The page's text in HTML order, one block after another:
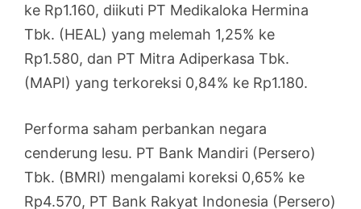
ke Rp1.160, diikuti PT Medikaloka Hermina
Tbk. (HEAL) yang melemah 1,25% ke
Rp1.580, dan PT Mitra Adiperkasa Tbk.
(MAPI) yang terkoreksi 0,84% ke Rp1.180.
Performa saham perbankan negara
cenderung lesu. PT Bank Mandiri (Persero)
Tbk. (BMRI) mengalami koreksi 0,65% ke
Rp4.570, PT Bank Rakyat Indonesia (Persero)